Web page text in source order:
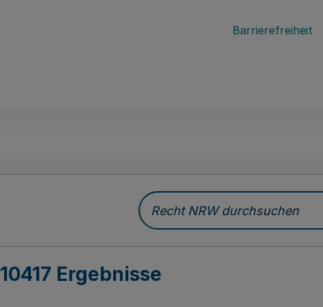
Barrierefreiheit
Recht NRW durchsuchen
10417 Ergebnisse